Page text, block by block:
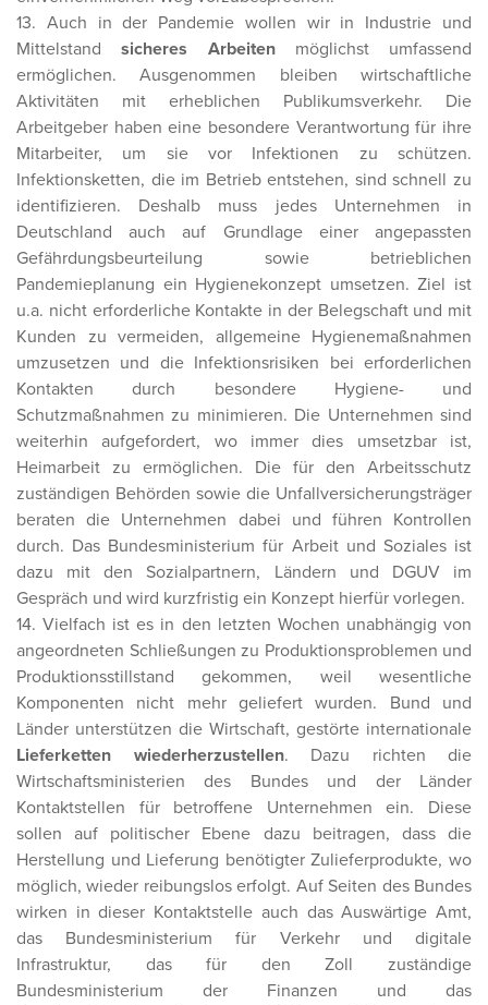
13. Auch in der Pandemie wollen wir in Industrie und
Mittelstandsicheres Arbeiten möglichst umfassend
ermöglichen. Ausgenommen bleiben wirtschaftliche
Aktivitäten mit erheblichen Publikumsverkehr. Die
Arbeitgeber haben eine besondere Verantwortung für ihre
Mitarbeiter, um sie vor Infektionen zu schützen.
Infektionsketten, die im Betrieb entstehen, sind schnell zu
identifizieren. Deshalb muss jedes Unternehmen in
Deutschland auch auf Grundlage einer angepassten
Gefährdungsbeurteilung sowie betrieblichen
Pandemieplanung ein Hygienekonzept umsetzen. Ziel ist
u.a. nicht erforderliche Kontakte in der Belegschaft und mit
Kunden zu vermeiden, allgemeine Hygienemaßnahmen
umzusetzen und die Infektionsrisiken bei erforderlichen
Kontakten durch besondere Hygiene- und
Schutzmaßnahmen zu minimieren. Die Unternehmen sind
weiterhin aufgefordert, wo immer dies umsetzbar ist,
Heimarbeit zu ermöglichen. Die für den Arbeitsschutz
zuständigen Behörden sowie die Unfallversicherungsträger
beraten die Unternehmen dabei und führen Kontrollen
durch. Das Bundesministerium für Arbeit und Soziales ist
dazu mit den Sozialpartnern, Ländern und DGUV im
Gespräch und wird kurzfristig ein Konzept hierfür vorlegen.
14. Vielfach ist es in den letzten Wochen unabhängig von
angeordneten Schließungen zu Produktionsproblemen und
Produktionsstillstand gekommen, weil wesentliche
Komponenten nicht mehr geliefert wurden. Bund und
Länder unterstützen die Wirtschaft, gestörte internationale
Lieferketten wiederherzustellen. Dazu richten die
Wirtschaftsministerien des Bundes und der Länder
Kontaktstellen für betroffene Unternehmen ein. Diese
sollen auf politischer Ebene dazu beitragen, dass die
Herstellung und Lieferung benötigter Zulieferprodukte, wo
möglich, wieder reibungslos erfolgt. Auf Seiten des Bundes
wirken in dieser Kontaktstelle auch das Auswärtige Amt,
das Bundesministerium für Verkehr und digitale
Infrastruktur, das für den Zoll zuständige
Bundesministerium der Finanzen und das